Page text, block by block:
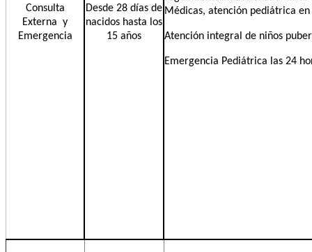
Consulta
Externa y
Emergencia
Desde 28 días de
nacidos hasta los
15 años
Médicas, atención pediátrica
Atención integral de niños
Emergencia Pediátrica las 24